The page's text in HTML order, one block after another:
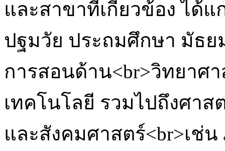
และสาขาที่เกี่ยวข้อง ได้
ปฐมวัย ประถมศึกษา มัธ
การสอนด้าน<br>วิทยาศ
เทคโนโลยี รวมไปถึงศา
และสังคมศาสตร์<br>เช่